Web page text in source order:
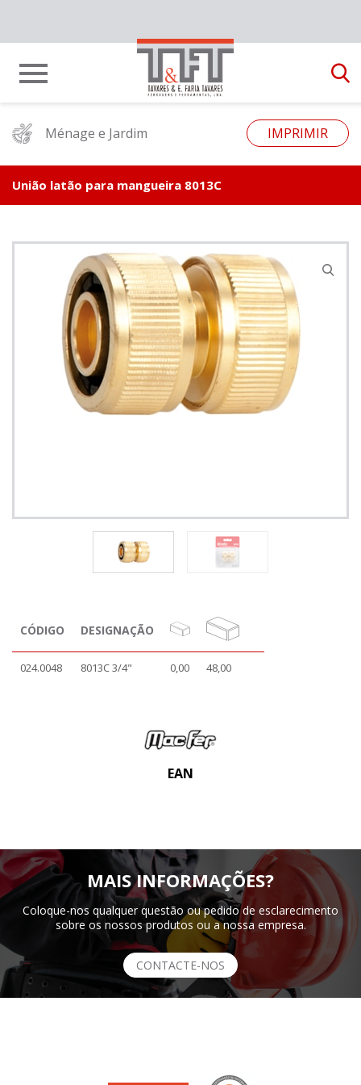
Ménage e Jardim IMPRIMIR
União latão para mangueira 8013C
CÓDIGO DESIGNAÇÃO
024.0048 8013C 3/4" 0,00 48,00
EAN
MAIS INFORMAÇÕES?
Coloque-nos qualquer questão ou pedido de esclarecimento
sobre os nossos produtos ou a nossa empresa.
CONTACTE-NOS